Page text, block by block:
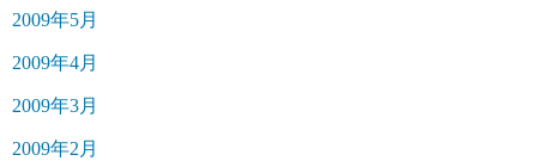
2009年5月
2009年4月
2009年3月
2009年2月